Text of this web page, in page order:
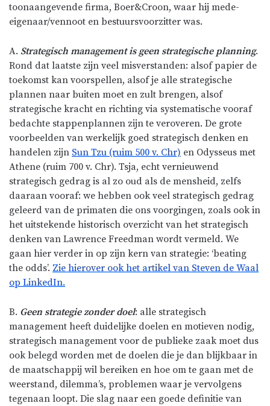
toonaangevende firma, Boer&Croon, waar hij mede-
eigenaar/vennoot en bestuursvoorzitter was.
A. Strategisch management is geen strategische planning.
Rond dat laatste zijn veel misverstanden: alsof papier de
toekomst kan voorspellen, alsof je alle strategische
plannen naar buiten moet en zult brengen, alsof
strategische kracht en richting via systematische vooraf
bedachte stappenplannen zijn te veroveren. De grote
voorbeelden van werkelijk goed strategisch denken en
handelen zijn Sun Tzu (ruim 500 v. Chr) en Odysseus met
Athene (ruim 700 v. Chr). Tsja, echt vernieuwend
strategisch gedrag is al zo oud als de mensheid, zelfs
daaraan vooraf: we hebben ook veel strategisch gedrag
geleerd van de primaten die ons voorgingen, zoals ook in
het uitstekende historisch overzicht van het strategisch
denken van Lawrence Freedman wordt vermeld. We
gaan hier verder in op zijn kern van strategie: ‘beating
the odds’. Zie hierover ook het artikel van Steven de Waal
op LinkedIn.
B. Geen strategie zonder doel: alle strategisch
management heeft duidelijke doelen en motieven nodig,
strategisch management voor de publieke zaak moet dus
ook belegd worden met de doelen die je dan blijkbaar in
de maatschappij wil bereiken en hoe om te gaan met de
weerstand, dilemma’s, problemen waar je vervolgens
tegenaan loopt. Die slag naar een goede definitie van